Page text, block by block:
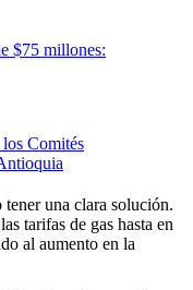
$75 millones:
Comités
una clara solución.
tarifas de gas hasta en
al aumento en la